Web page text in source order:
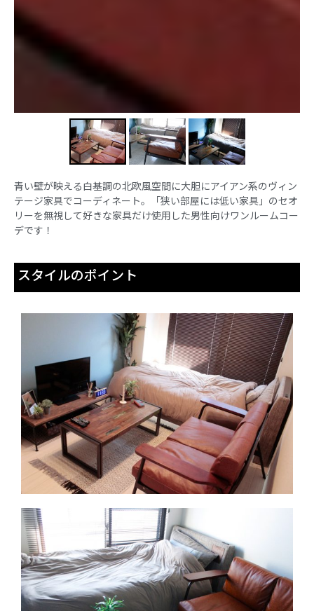
青い壁が映える白基調の北欧風空間に大胆にアイアン系のヴィン
テージ家具でコーディネート。「狭い部屋には低い家具」のセオ
リーを無視して好きな家具だけ使用した男性向けワンルームコー
デです！
スタイルのポイント